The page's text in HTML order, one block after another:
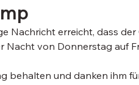
Nachricht erreicht, dass
Nacht von Donnerstag auf
behalten und danken ihm